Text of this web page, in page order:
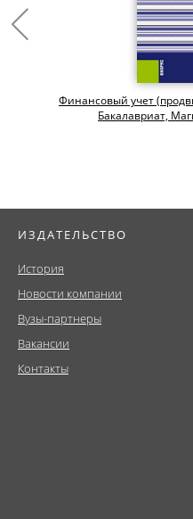
Финансовый учет
Бакалавриат,
ИЗДАТЕЛЬСТВО
История
Новости компании
Вузы-партнеры
Вакансии
Контакты